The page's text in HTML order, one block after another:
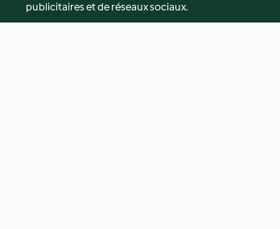
publicitaires et de réseaux sociaux.